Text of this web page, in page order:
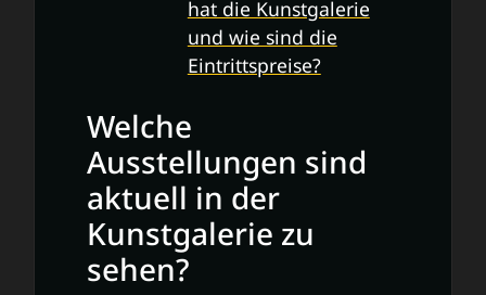
hat die Kunstgalerie
und wie sind die
Eintrittspreise?
Welche
Ausstellungen sind
aktuell in der
Kunstgalerie zu
sehen?